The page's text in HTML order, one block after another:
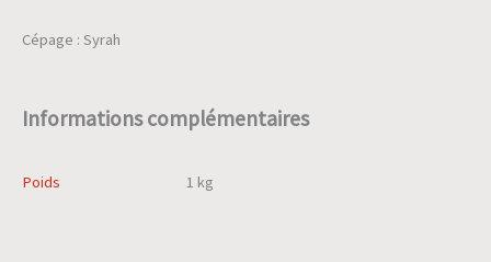
Cépage : Syrah
Informations complémentaires
Poids 1 kg